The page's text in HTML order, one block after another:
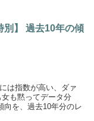
別】 過去10年の傾
は指数が高い、ダァ
も黙ってデータ分
向を、過去10年分のレ